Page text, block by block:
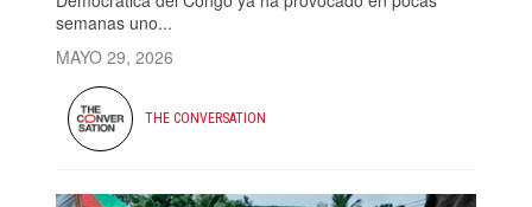
semanas uno...
MAYO 29, 2026
THE CONVERSATION